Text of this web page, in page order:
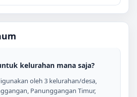
kelurahan mana saja?
oleh 3 kelurahan/desa,
Panunggangan Timur,